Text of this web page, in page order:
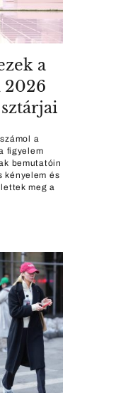
a
2026
a
figyelem
bemutatóin
kényelem és
meg a